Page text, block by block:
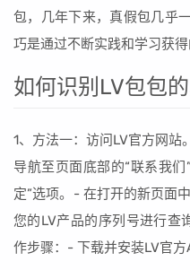
包，几年下来，真假包几乎
巧是通过不断实践和学习获得
如何识别LV包包
1、方法一：访问LV官方网
导航至页面底部的“联系我
定”选项。- 在打开的新页面
您的LV产品的序列号进行查
作步骤：- 下载并安装LV官方